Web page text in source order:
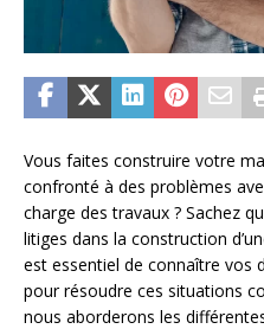
Vous faites construire votre
confronté à des problèmes
charge des travaux ? Sachez
litiges dans la construction
est essentiel de connaître vos
pour résoudre ces situations
nous aborderons les